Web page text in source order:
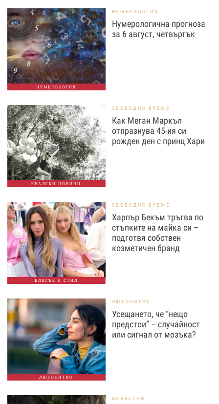
НУМЕРОЛОГИЯ
НУМЕРОЛОГИЯ
Нумерологична прогноза
за 6 август, четвъртък
КРАЛСКИ НОВИНИ
СВОБОДНО ВРЕМЕ
Как Меган Маркъл
отпразнува 45-ия си
рожден ден с принц Хари
БЛЯСЪК И СТИЛ
СВОБОДНО ВРЕМЕ
Харпър Бекъм тръгва по
стъпките на майка си –
подготвя собствен
козметичен бранд
ЛЮБОПИТНО
ЛЮБОПИТНО
Усещането, че “нещо
предстои” – случайност
или сигнал от мозъка?
ИЗВЕСТНИ